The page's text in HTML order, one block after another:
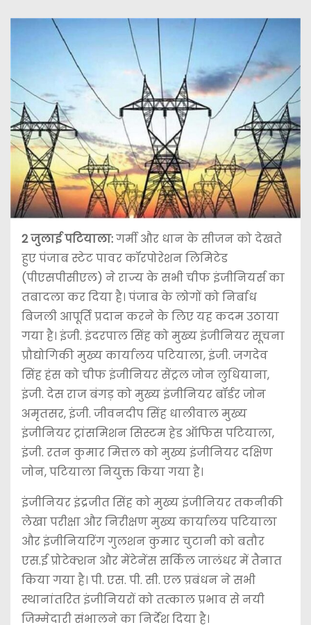
2 जुलाई पटियाला:गर्मी और धान के सीजन को देखते
हुए पंजाब स्टेट पावर कॉरपोरेशन लिमिटेड
(पीएसपीसीएल) ने राज्य के सभी चीफ इंजीनियर्स का
तबादला कर दिया है। पंजाब के लोगों को निर्बाध
बिजली आपूर्ति प्रदान करने के लिए यह कदम उठाया
गया है। इंजी. इंदरपाल सिंह को मुख्य इंजीनियर सूचना
प्रौद्योगिकी मुख्य कार्यालय पटियाला, इंजी. जगदेव
सिंह हंस को चीफ इंजीनियर सेंट्रल जोन लुधियाना,
इंजी. देस राज बंगड़ को मुख्य इंजीनियर बॉर्डर जोन
अमृतसर, इंजी. जीवनदीप सिंह धालीवाल मुख्य
इंजीनियर ट्रांसमिशन सिस्टम हेड ऑफिस पटियाला,
इंजी. रतन कुमार मित्तल को मुख्य इंजीनियर दक्षिण
जोन, पटियाला नियुक्त किया गया है।
इंजीनियर इंद्रजीत सिंह को मुख्य इंजीनियर तकनीकी
लेखा परीक्षा और निरीक्षण मुख्य कार्यालय पटियाला
और इंजीनियरिंग गुलशन कुमार चुटानी को बतौर
एस.ई प्रोटेक्शन और मेंटेनेंस सर्किल जालंधर में तैनात
किया गया है। पी. एस. पी. सी. एल प्रबंधन ने सभी
स्थानांतरित इंजीनियरों को तत्काल प्रभाव से नयी
जिम्मेदारी संभालने का निर्देश दिया है।